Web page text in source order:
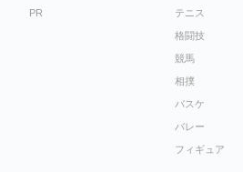
PR テニス
格闘技
競馬
相撲
バスケ
バレー
フィギュア